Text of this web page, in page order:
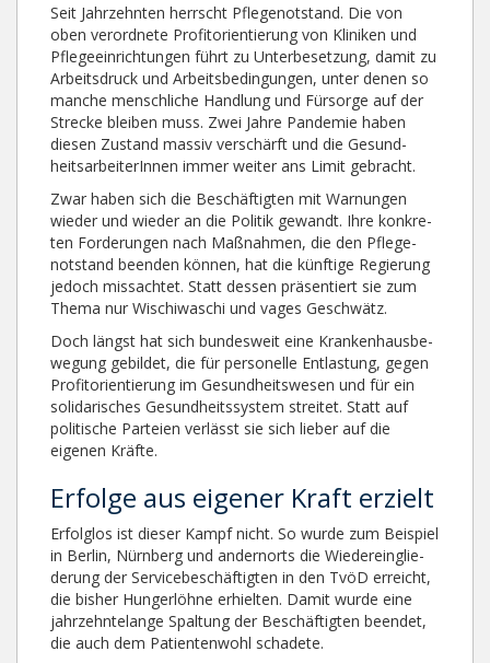
Seit Jahrzehnten herrscht Pflegenotstand. Die von
oben ver­ord­ne­te Profitor­ien­tie­rung von Kliniken und
Pfle­ge­ein­rich­tung­en führt zu Unterbesetzung, damit zu
Ar­beits­druck und Ar­beits­­be­ding­­ung­en, unter denen so
manche mensch­liche Hand­­­lung und Für­­sorge auf der
Strecke blei­ben muss. Zwei Jahre Pandemie haben
diesen Zu­stand massiv verschärft und die Ge­sund­
heits­ar­bei­terInnen immer weiter ans Limit gebracht.
Zwar ha­ben sich die Be­­schäf­tig­ten mit War­nung­en
wie­der und wieder an die Po­li­tik ge­wandt. Ihre kon­­kre­
ten For­derungen nach Maß­­nah­men, die den Pfle­ge­
notstand beenden können, hat die künf­tige Re­gie­­rung
je­doch missachtet. Statt des­sen prä­sen­tiert sie zum
The­­ma nur Wischi­wa­schi und vages Ge­schwätz.
Doch längst hat sich bundesweit eine Kranken­haus­be­
we­gung gebildet, die für per­sonelle Entlastung, gegen
Pro­fit­o­ri­en­tie­rung im Gesundheitswesen und für ein
so­li­da­ri­sches Ge­sund­heits­sys­tem streitet. Statt auf
politische Par­teien verlässt sie sich lieber auf die
eigenen Kräfte.
Erfolge aus eigener Kraft erzielt
Erfolglos ist dieser Kampf nicht. So wurde zum Bei­spiel
in Berlin, Nürnberg und andernorts die Wie­der­ein­glie­
de­rung der Ser­vice­be­schäf­tigten in den TvöD erreicht,
die bisher Hungerlöhne er­hiel­ten. Damit wurde eine
jahr­zehntelange Spal­tung der Be­schäf­tigten beendet,
die auch dem Pa­tien­ten­wohl schadete.